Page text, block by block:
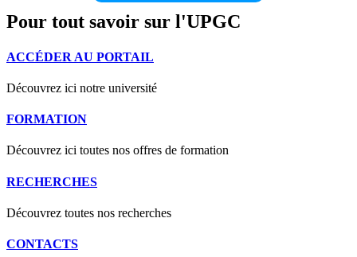
Pour tout savoir sur l'UPGC
ACCÉDER AU PORTAIL
Découvrez ici notre université
FORMATION
Découvrez ici toutes nos offres de formation
RECHERCHES
Découvrez toutes nos recherches
CONTACTS